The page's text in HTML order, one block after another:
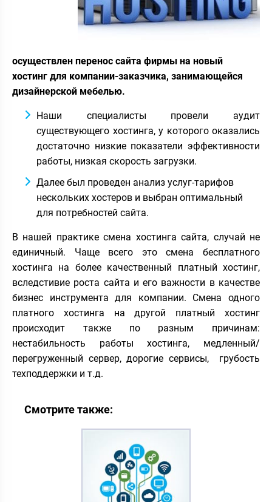
осуществлен перенос сайта фирмы на новый
хостинг для компании-заказчика, занимающейся
дизайнерской мебелью.
Наши специалисты провели аудит
существующего хостинга, у которого оказались
достаточно низкие показатели эффективности
работы, низкая скорость загрузки.
Далее был проведен анализ услуг-тарифов
нескольких хостеров и выбран оптимальный
для потребностей сайта.
В нашей практике смена хостинга сайта, случай не
единичный. Чаще всего это смена бесплатного
хостинга на более качественный платный хостинг,
вследстивие роста сайта и его важности в качестве
бизнес инструмента для компании. Смена одного
платного хостинга на другой платный хостинг
происходит также по разным причинам:
нестабильность работы хостинга, медленный/
перегруженный сервер, дорогие сервисы, грубость
техподдержки и т.д.
Смотрите также: